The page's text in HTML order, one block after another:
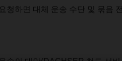
요청하면 대체 운송 수단 및 묶음
송의 대안(DACHSER철도 서비